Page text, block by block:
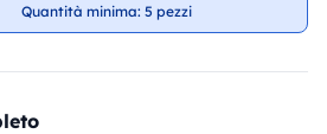
Quantità minima: 5 pezzi